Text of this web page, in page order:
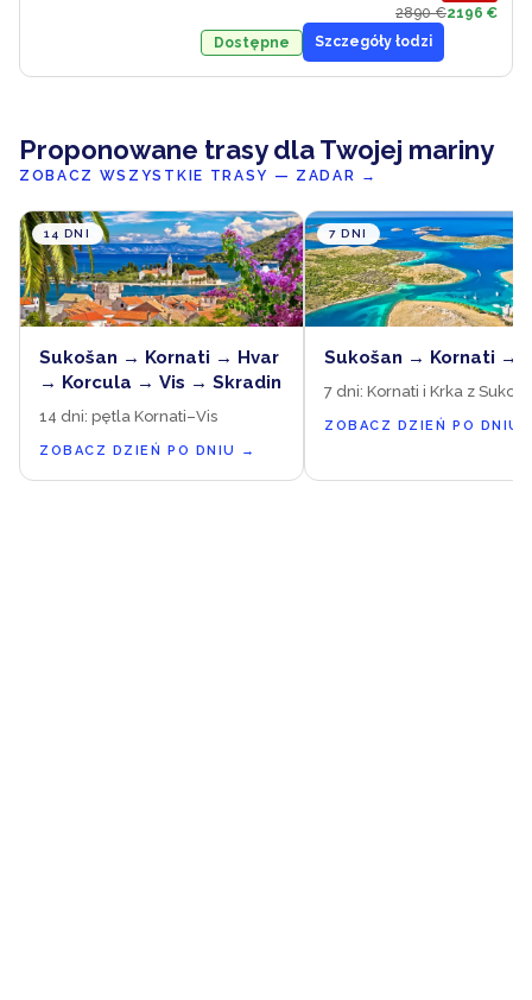
2890 €2196 €
Dostępne
Szczegóły łodzi
Proponowane trasy dla Twojej mariny
ZOBACZ WSZYSTKIE TRASY — ZADAR →
14 DNI
Sukošan → Kornati → Hvar
→ Korcula → Vis → Skradin
14 dni: pętla Kornati–Vis
ZOBACZ DZIEŃ PO DNIU →
7 DNI
Sukošan → Kornati →
7 dni: Kornati i Krka z
ZOBACZ DZIEŃ PO DNIU